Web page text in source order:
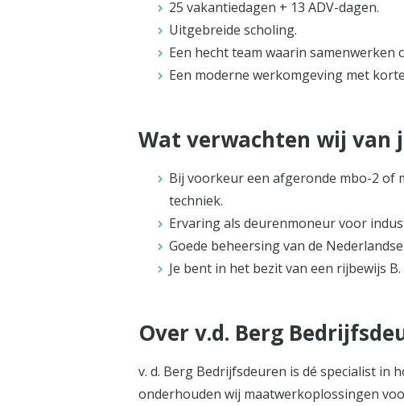
25 vakantiedagen + 13 ADV-dagen.
Uitgebreide scholing.
Een hecht team waarin samenwerken
Een moderne werkomgeving met
Wat verwachten wij van
Bij voorkeur een afgeronde mbo-2 of
techniek.
Ervaring als deurenmoneur voor
Goede beheersing van de
Je bent in het bezit van een rijbewijs B.
Over v.d. Berg
v. d. Berg Bedrijfsdeuren is dé specialist in
onderhouden wij maatwerkoplossingen